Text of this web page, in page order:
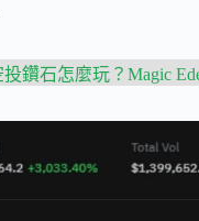
投鑽石怎麼玩？Magic